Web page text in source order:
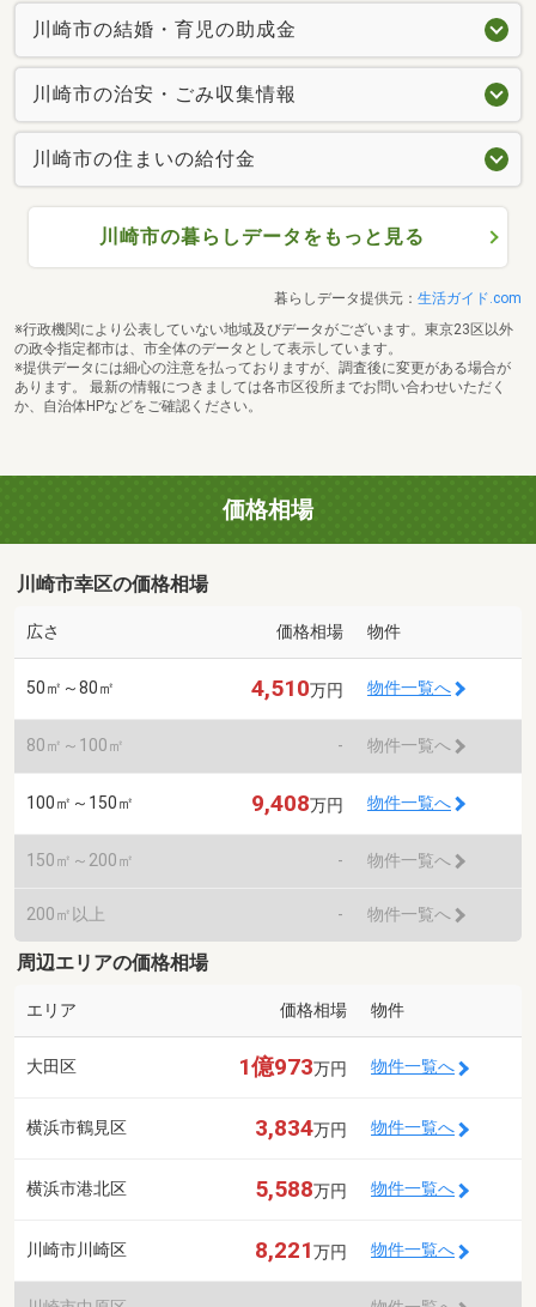
川崎市の結婚・育児の助成金
川崎市の治安・ごみ収集情報
川崎市の住まいの給付金
川崎市の暮らしデータをもっと見る
暮らしデータ提供元： 生活ガイド.com
※行政機関により公表していない地域及びデータがございます。東京23区以外
の政令指定都市は、市全体のデータとして表示しています。
※提供データには細心の注意を払っておりますが、調査後に変更がある場合が
あります。 最新の情報につきましては各市区役所までお問い合わせいただく
か、自治体HPなどをご確認ください。
価格相場
川崎市幸区の価格相場
広さ 価格相場 物件
50㎡～80㎡ 4,510万円 物件一覧へ
80㎡～100㎡ - 物件一覧へ
100㎡～150㎡ 9,408万円 物件一覧へ
150㎡～200㎡ - 物件一覧へ
200㎡以上 - 物件一覧へ
周辺エリアの価格相場
エリア 価格相場 物件
大田区 1億973万円 物件一覧へ
横浜市鶴見区 3,834万円 物件一覧へ
横浜市港北区 5,588万円 物件一覧へ
川崎市川崎区 8,221万円 物件一覧へ